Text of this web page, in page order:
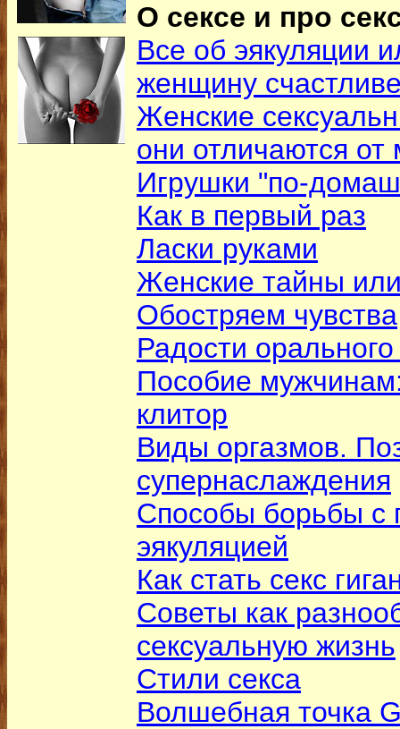
О сексе и про
Все об эякуляции
женщину
Женские
они отличаются от
Игрушки "по-
Как в первый раз
Ласки руками
Женские тайны
Обостряем чувства
Радости орального
Пособие
клитор
Виды оргазмов.
супернаслаждения
Способы борьбы с
эякуляцией
Как стать секс
Советы как
сексуальную жизнь
Стили секса
Волшебная точка